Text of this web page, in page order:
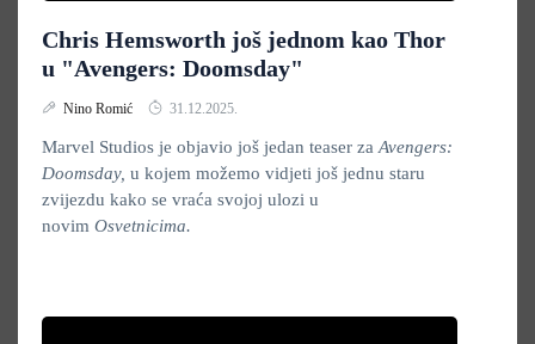
Chris Hemsworth još jednom kao Thor
u "Avengers: Doomsday"
Nino Romić 31.12.2025.
Marvel Studios je objavio još jedan teaser za Avengers:
Doomsday, u kojem možemo vidjeti još jednu staru
zvijezdu kako se vraća svojoj ulozi u
novim Osvetnicima.